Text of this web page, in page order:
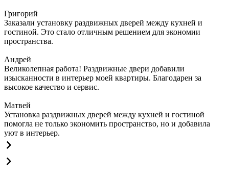
Григорий
Заказали установку раздвижных дверей между кухней и
гостиной. Это стало отличным решением для экономии
пространства.
Андрей
Великолепная работа! Раздвижные двери добавили
изысканности в интерьер моей квартиры. Благодарен за
высокое качество и сервис.
Матвей
Установка раздвижных дверей между кухней и гостиной
помогла не только экономить пространство, но и добавила
уют в интерьер.